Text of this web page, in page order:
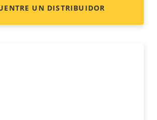
UN DISTRIBUIDOR